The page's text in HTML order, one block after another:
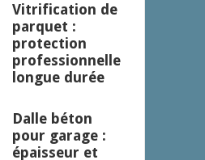
Vitrification de
parquet :
protection
professionnelle
longue durée
Dalle béton
pour garage :
épaisseur et